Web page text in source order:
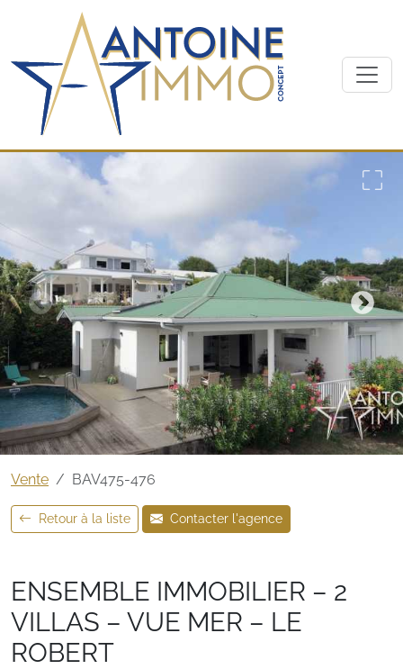
Vente BAV475-476
Retour à la liste Contacter l'agence
ENSEMBLE IMMOBILIER – 2
VILLAS – VUE MER – LE
ROBERT